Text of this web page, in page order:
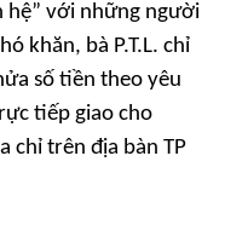
hệ” với những người
khăn, bà P.T.L. chỉ
số tiền theo yêu
tiếp giao cho
chỉ trên địa bàn TP